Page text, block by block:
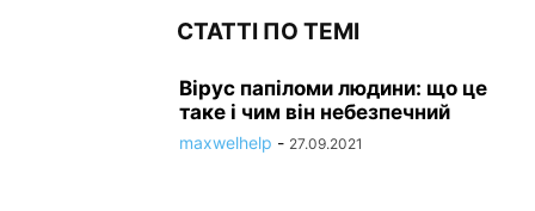
СТАТТІ ПО ТЕМІ
Вірус папіломи людини: що це
таке і чим він небезпечний
maxwelhelp - 27.09.2021